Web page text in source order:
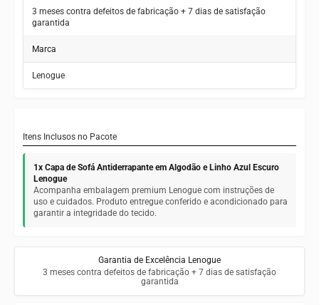
3 meses contra defeitos de fabricação + 7 dias de satisfação
garantida
Marca
Lenogue
Itens Inclusos no Pacote
1x Capa de Sofá Antiderrapante em Algodão e Linho Azul Escuro
Lenogue
Acompanha embalagem premium Lenogue com instruções de
uso e cuidados. Produto entregue conferido e acondicionado para
garantir a integridade do tecido.
Garantia de Excelência Lenogue
3 meses contra defeitos de fabricação + 7 dias de satisfação
garantida